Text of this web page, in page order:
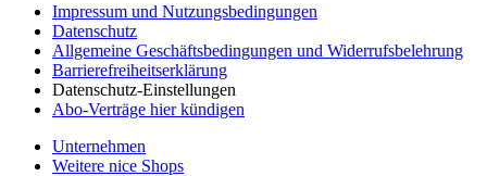
Impressum und Nutzungsbedingungen
Datenschutz
Allgemeine Geschäftsbedingungen und Widerrufsbelehrung
Barrierefreiheitserklärung
Datenschutz-Einstellungen
Abo-Verträge hier kündigen
Unternehmen
Weitere nice Shops